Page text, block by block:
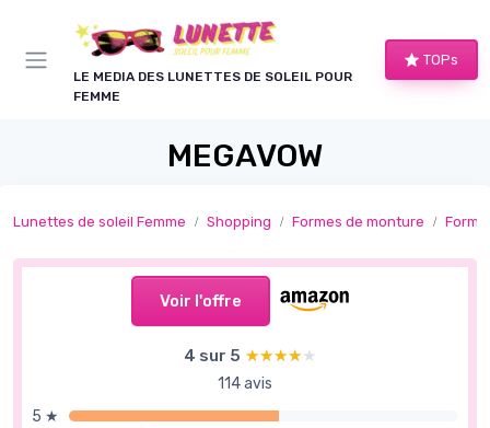
LE MEDIA DES LUNETTES DE SOLEIL POUR
FEMME
TOPs
MEGAVOW
Lunettes de soleil Femme Shopping Formes de monture
Voir l'offre
4 sur 5 ★★★★★
★★★★★
114 avis
5 ★